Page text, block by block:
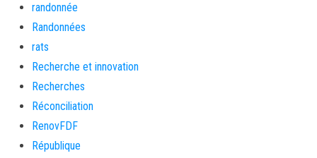
randonnée
Randonnées
rats
Recherche et innovation
Recherches
Réconciliation
RenovFDF
République